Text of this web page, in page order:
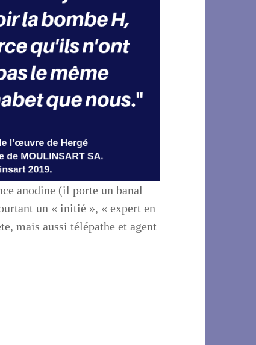
anodine (il porte un banal
un « initié », « expert en
mais aussi télépathe et agent